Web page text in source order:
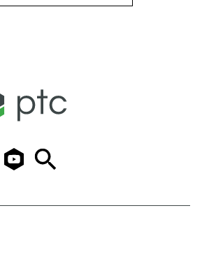
YoutubeSearch